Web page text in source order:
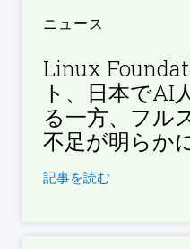
ニュース
Linux
ト、日本でAI
る一方、フル
不足が明らか
記事を読む